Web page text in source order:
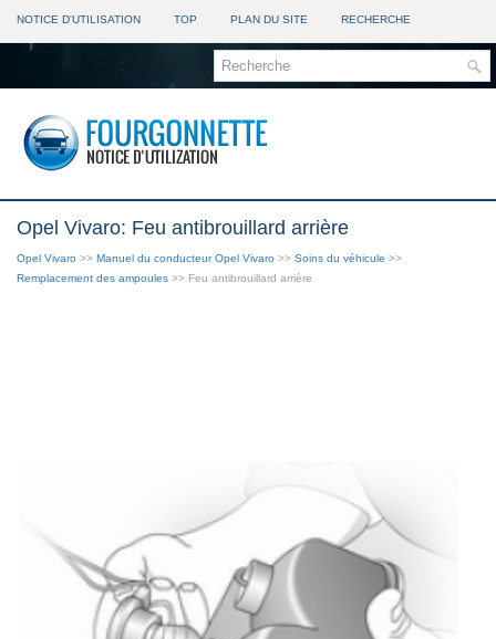
NOTICE D'UTILISATION TOP PLAN DU SITE RECHERCHE
Opel Vivaro: Feu antibrouillard arrière
Opel Vivaro >> Manuel du conducteur Opel Vivaro >> Soins du véhicule >>
Remplacement des ampoules >> Feu antibrouillard arrière